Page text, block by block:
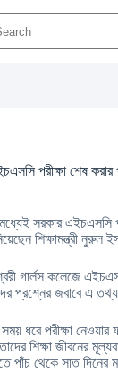
পরীক্ষা শেষ করার
সরকার এইচএসসি
শিক্ষামন্ত্রী নুরুল
গার্লস কলেজে
প্রশ্নের জবাবে এ তথ্য
ধরে পরীক্ষা নেওয়ার
শিক্ষা জীবনের
পাঁচ থেকে সাত দিনের